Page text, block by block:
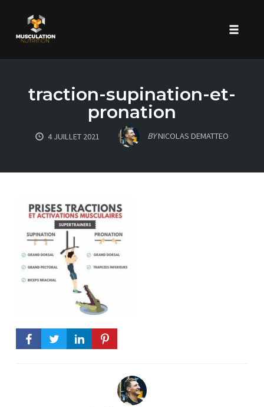
contenttraction-supination-et-
pronation
4 JUILLET 2021 BYNICOLAS DEMATTEO